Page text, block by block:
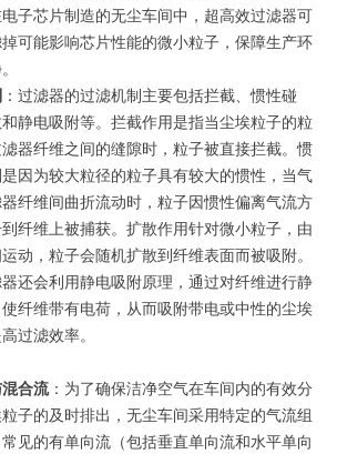
子芯片制造的无尘车间中，超高效过滤器可
可能影响芯片性能的微小粒子，保障生产环
：过滤器的过滤机制主要包括拦截、惯性碰
静电吸附等。拦截作用是指当尘埃粒子的粒
器纤维之间的缝隙时，粒子被直接拦截。惯
因为较大粒径的粒子具有较大的惯性，当气
纤维间曲折流动时，粒子因惯性偏离气流方
纤维上被捕获。扩散作用针对微小粒子，由
动，粒子会随机扩散到纤维表面而被吸附。
还会利用静电吸附原理，通过对纤维进行静
纤维带有电荷，从而吸附带电或中性的尘埃
过滤效率。
合流：为了确保洁净空气在车间内的有效分
子的及时排出，无尘车间采用特定的气流组
见的有单向流（包括垂直单向流和水平单向